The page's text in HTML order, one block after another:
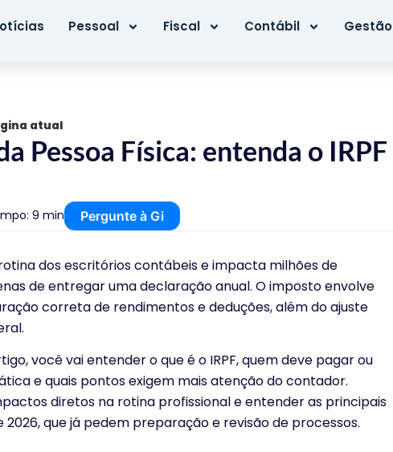
Pessoal Fiscal Contábil Gestão
atual
Pessoa Física: entenda o IRPF
9 min Pergunte à Gi
dos escritórios contábeis e impacta milhões de
de entregar uma declaração anual. O imposto envolve
correta de rendimentos e deduções, além do ajuste
você vai entender o que é o IRPF, quem deve pagar ou
e quais pontos exigem mais atenção do contador.
diretos na rotina profissional e entender as principais
que já pedem preparação e revisão de processos.